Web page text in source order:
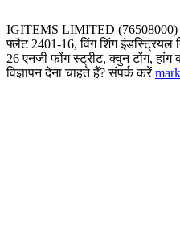
IGITEMS LIMITED (76508000)
फ्लैट 2401-16, विंग शिंग इंडस्ट्रियल
26 एनजी फोंग स्ट्रीट, क्वुन टोंग, हांग
विज्ञापन देना चाहते हैं? संपर्क करें